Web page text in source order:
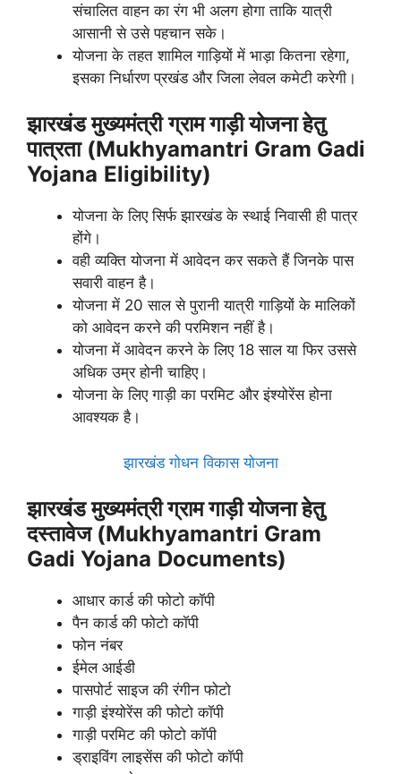
संचालित वाहन का रंग भी अलग होगा ताकि यात्री
आसानी से उसे पहचान सके।
योजना के तहत शामिल गाड़ियों में भाड़ा कितना रहेगा,
इसका निर्धारण प्रखंड और जिला लेवल कमेटी करेगी।
झारखंड मुख्यमंत्री ग्राम गाड़ी योजना हेतु
पात्रता (Mukhyamantri Gram Gadi
Yojana Eligibility)
योजना के लिए सिर्फ झारखंड के स्थाई निवासी ही पात्र
होंगे।
वही व्यक्ति योजना में आवेदन कर सकते हैं जिनके पास
सवारी वाहन है।
योजना में 20 साल से पुरानी यात्री गाड़ियों के मालिकों
को आवेदन करने की परमिशन नहीं है।
योजना में आवेदन करने के लिए 18 साल या फिर उससे
अधिक उम्र होनी चाहिए।
योजना के लिए गाड़ी का परमिट और इंश्योरेंस होना
आवश्यक है।
झारखंड गोधन विकास योजना
झारखंड मुख्यमंत्री ग्राम गाड़ी योजना हेतु
दस्तावेज (Mukhyamantri Gram
Gadi Yojana Documents)
आधार कार्ड की फोटो कॉपी
पैन कार्ड की फोटो कॉपी
फोन नंबर
ईमेल आईडी
पासपोर्ट साइज की रंगीन फोटो
गाड़ी इंश्योरेंस की फोटो कॉपी
गाड़ी परमिट की फोटो कॉपी
ड्राइविंग लाइसेंस की फोटो कॉपी